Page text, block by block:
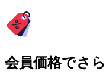
会員価格でさ